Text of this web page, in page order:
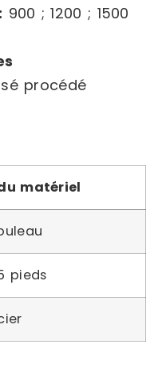
900 ; 1200 ; 1500
procédé
matériel
pieds